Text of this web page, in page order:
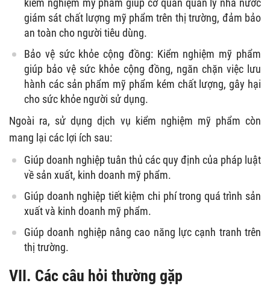
kiểm nghiệm mỹ phẩm giúp cơ quan quản lý nhà nước
giám sát chất lượng mỹ phẩm trên thị trường, đảm bảo
an toàn cho người tiêu dùng.
Bảo vệ sức khỏe cộng đồng: Kiểm nghiệm mỹ phẩm
giúp bảo vệ sức khỏe cộng đồng, ngăn chặn việc lưu
hành các sản phẩm mỹ phẩm kém chất lượng, gây hại
cho sức khỏe người sử dụng.
Ngoài ra, sử dụng dịch vụ kiểm nghiệm mỹ phẩm còn
mang lại các lợi ích sau:
Giúp doanh nghiệp tuân thủ các quy định của pháp luật
về sản xuất, kinh doanh mỹ phẩm.
Giúp doanh nghiệp tiết kiệm chi phí trong quá trình sản
xuất và kinh doanh mỹ phẩm.
Giúp doanh nghiệp nâng cao năng lực cạnh tranh trên
thị trường.
VII. Các câu hỏi thường gặp